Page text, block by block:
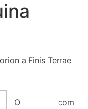
a Finis Terrae
O com